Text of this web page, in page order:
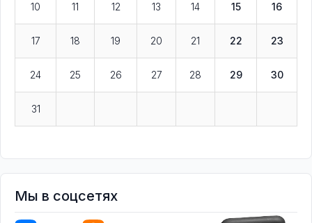
10 11 12 13 14 15 16
17 18 19 20 21 22 23
24 25 26 27 28 29 30
31
Мы в соцсетях